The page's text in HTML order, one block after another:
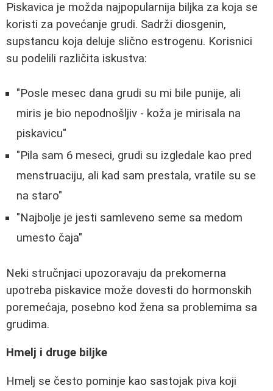
Piskavica je možda najpopularnija biljka za koja se
koristi za povećanje grudi. Sadrži diosgenin,
supstancu koja deluje slično estrogenu. Korisnici
su podelili različita iskustva:
"Posle mesec dana grudi su mi bile punije, ali
miris je bio nepodnošljiv - koža je mirisala na
piskavicu"
"Pila sam 6 meseci, grudi su izgledale kao pred
menstruaciju, ali kad sam prestala, vratile su se
na staro"
"Najbolje je jesti samleveno seme sa medom
umesto čaja"
Neki stručnjaci upozoravaju da prekomerna
upotreba piskavice može dovesti do hormonskih
poremećaja, posebno kod žena sa problemima sa
grudima.
Hmelj i druge biljke
Hmelj se često pominje kao sastojak piva koji